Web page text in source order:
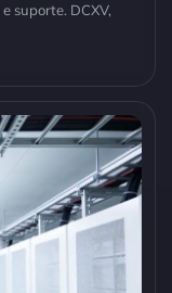
suporte. DCXV,